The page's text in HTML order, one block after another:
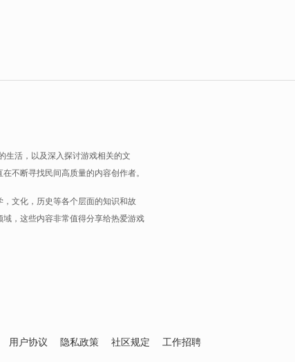
生活，以及深入探讨游戏相关的文
不断寻找民间高质量的内容创作者。
文化，历史等各个层面的知识和故
，这些内容非常值得分享给热爱游戏
用户协议 隐私政策 社区规定 工作招聘